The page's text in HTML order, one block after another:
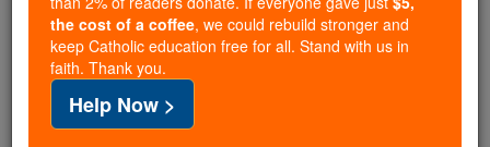
free, faithful Catholic education to over 2.2
million students across 193 countries. In an age
of noise and algorithms, you are helping form
souls with truth, prayer, Scripture, and Christ.
If everyone who reads this gave just $5 — the
the cost of a coffee, we could rebuild stronger and
keep Catholic education free for all. Stand with us in
faith. Thank you.
Help Now >